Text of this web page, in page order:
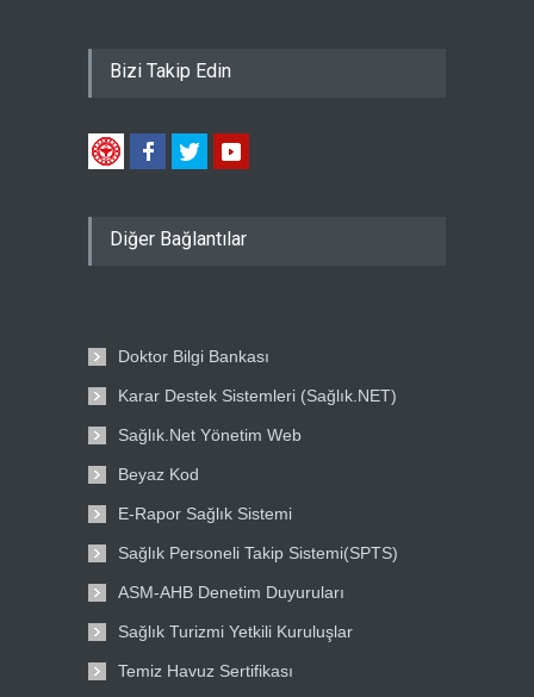
Bizi Takip Edin
Diğer Bağlantılar
Doktor Bilgi Bankası
Karar Destek Sistemleri (Sağlık.NET)
Sağlık.Net Yönetim Web
Beyaz Kod
E-Rapor Sağlık Sistemi
Sağlık Personeli Takip Sistemi(SPTS)
ASM-AHB Denetim Duyuruları
Sağlık Turizmi Yetkili Kuruluşlar
Temiz Havuz Sertifikası